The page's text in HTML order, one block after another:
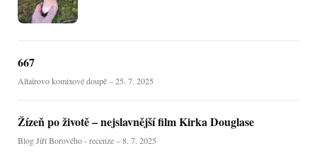
667
Altaïrovo komixové doupě – 25. 7. 2025
Žízeň po životě – nejslavnější film Kirka Douglase
Blog Jiří Borového - recenze – 8. 7. 2025